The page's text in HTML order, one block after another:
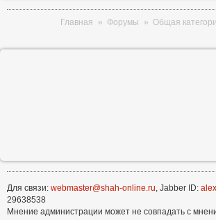
Главная » Форумы » Общая
Для связи: webmaster@shah-online.ru, Jabber ID:
29638538
Мнение администрации может не совпадать с